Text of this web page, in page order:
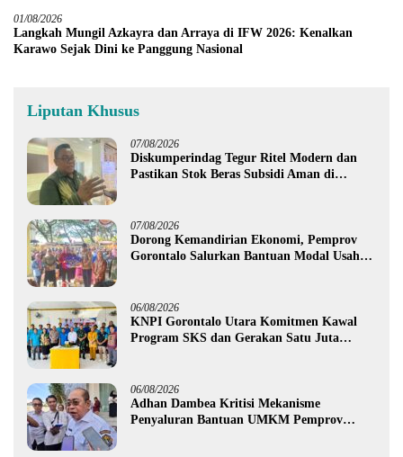
01/08/2026
Langkah Mungil Azkayra dan Arraya di IFW 2026: Kenalkan
Karawo Sejak Dini ke Panggung Nasional
Liputan Khusus
07/08/2026
Diskumperindag Tegur Ritel Modern dan
Pastikan Stok Beras Subsidi Aman di
07/08/2026
Dorong Kemandirian Ekonomi, Pemprov
Gorontalo Salurkan Bantuan Modal Usaha
06/08/2026
KNPI Gorontalo Utara Komitmen Kawal
Program SKS dan Gerakan Satu Juta
06/08/2026
Adhan Dambea Kritisi Mekanisme
Penyaluran Bantuan UMKM Pemprov